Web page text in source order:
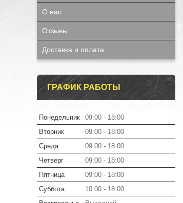
О нас
Отзывы
Доставка и оплата
ГРАФИК РАБОТЫ
Понедельник 09:00
18:00
Вторник
09:00
18:00
Среда
09:00
18:00
Четверг
09:00
18:00
Пятница
09:00
18:00
Суббота
10:00
18:00